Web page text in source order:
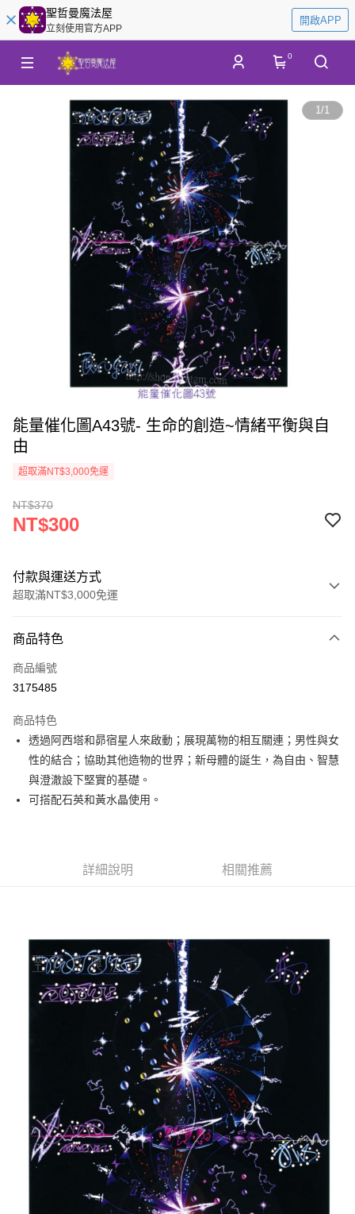
聖哲曼魔法屋
立刻使用官方APP
開啟APP
0
1/1
能量催化圖A43號- 生命的創造~情緒平衡與自
由
超取滿NT$3,000免運
NT$370
NT$300
付款與運送方式
超取滿NT$3,000免運
信用卡一次付款
超商取貨付款
Apple Pay
街口支付
悠遊付
7-11取貨付款
每筆NT$80，滿NT$3,000(含以上)免運費
賣家宅配幫您送（台灣）
每筆NT$80，滿NT$3,000(含以上)免運費
郵局幫你送（離島）
每筆NT$80，滿NT$3,000(含以上)免運費
付款後門市自取
免運費
商品特色
商品編號
3175485
商品特色
透過阿西塔和昴宿星人來啟動；展現萬物的相互關連；男性與女
性的結合；協助其他造物的世界；新母體的誕生，為自由、智慧
與澄澈設下堅實的基礎。
可搭配石英和黃水晶使用。
詳細說明 相關推薦